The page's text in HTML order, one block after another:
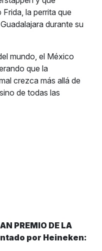
la perrita que
durante su
mundo, el México
que la
crezca más allá de
de todas las
PREMIO DE LA
por Heineken: